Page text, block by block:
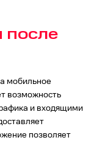
после
мобильное
возможность
и входящими
позволяет